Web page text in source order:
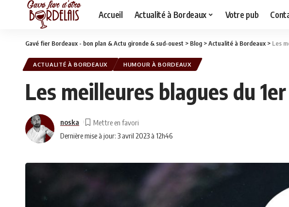
Accueil Actualité à Bordeaux Votre pub
Gavé fier Bordeaux - bon plan & Actu gironde & sud-ouest > Blog >Actualité à Bordeaux > Les
ACTUALITÉ À BORDEAUX HUMOUR À BORDEAUX
Les meilleures blagues du
Dernière mise à jour: 3 avril 2023 à 12h46
noska